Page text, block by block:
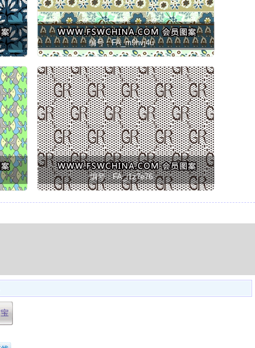
编号：FA_m9hvj4u
编号：FA_i1z7e76